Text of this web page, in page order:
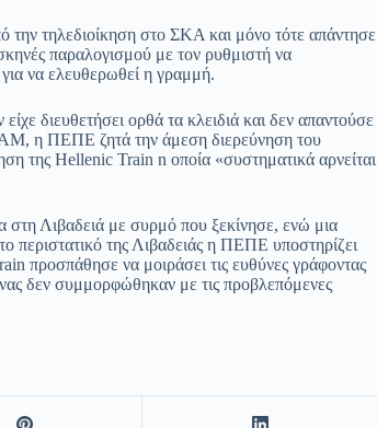
την τηλεδιοίκηση στο ΣΚΑ και μόνο τότε απάντησε
παραλογισμού με τον ρυθμιστή να
να ελευθερωθεί η γραμμή.
διευθετήσει ορθά τα κλειδιά και δεν απαντούσε
η ΠΕΠΕ ζητά την άμεση διερεύνηση του
της Hellenic Train n οποία «συστηματικά αρνείται
στη Λιβαδειά με συρμό που ξεκίνησε, ενώ μια
περιστατικό της Λιβαδειάς η ΠΕΠΕ υποστηρίζει
προσπάθησε να μοιράσει τις ευθύνες γράφοντας
δεν συμμορφώθηκαν με τις προβλεπόμενες